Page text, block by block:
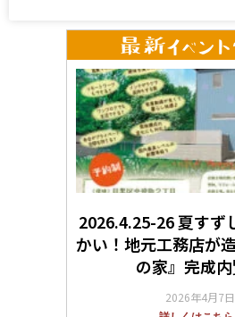
2026.4.25-26 夏すず
かい！地元工務店が
の家』完成
2026年4月7日